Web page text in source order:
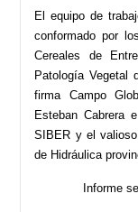
El equipo de
conformado por
Cereales de
Patología Vegetal
firma Campo
Esteban Cabrera
SIBER y el
de Hidráulica
Informe